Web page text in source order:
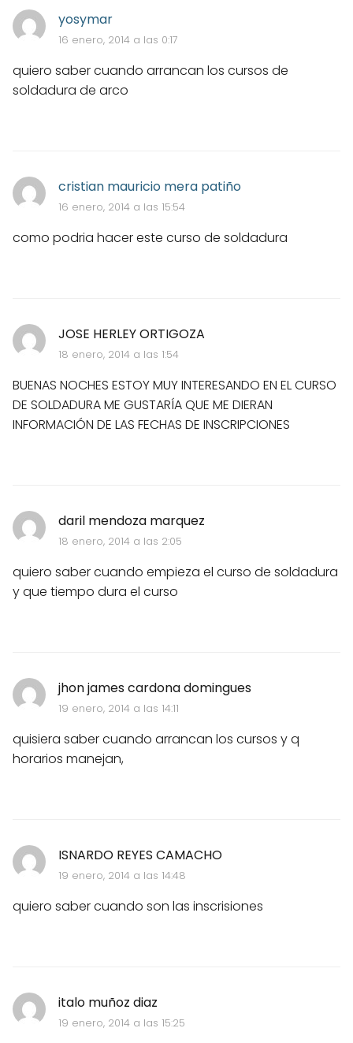
yosymar
16 enero, 2014 a las 0:17
quiero saber cuando arrancan los cursos de
soldadura de arco
cristian mauricio mera patiño
16 enero, 2014 a las 15:54
como podria hacer este curso de soldadura
JOSE HERLEY ORTIGOZA
18 enero, 2014 a las 1:54
BUENAS NOCHES ESTOY MUY INTERESANDO EN EL CURSO
DE SOLDADURA ME GUSTARÍA QUE ME DIERAN
INFORMACIÓN DE LAS FECHAS DE INSCRIPCIONES
daril mendoza marquez
18 enero, 2014 a las 2:05
quiero saber cuando empieza el curso de soldadura
y que tiempo dura el curso
jhon james cardona domingues
19 enero, 2014 a las 14:11
quisiera saber cuando arrancan los cursos y q
horarios manejan,
ISNARDO REYES CAMACHO
19 enero, 2014 a las 14:48
quiero saber cuando son las inscrisiones
italo muñoz diaz
19 enero, 2014 a las 15:25